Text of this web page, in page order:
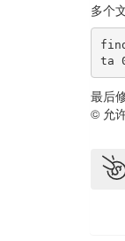
多个
ta
最后
© 允